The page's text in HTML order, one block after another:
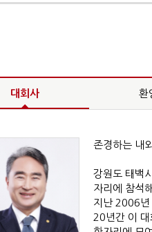
대회사 환
존경하는 내
강원도 태백
자리에 참석
지난 2006년
20년간 이 대